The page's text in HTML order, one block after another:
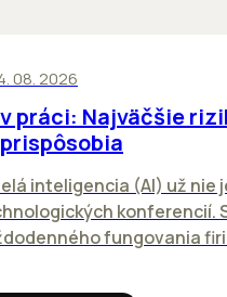
08. 2026
práci: Najväčšie
inteligencia (AI) už nie
konferencií.
fungovania